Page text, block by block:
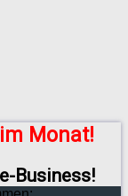
Monat!
Business!